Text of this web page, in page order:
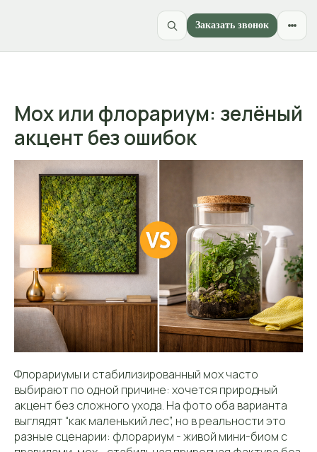
Заказать звонок
Мох или флорариум: зелёный
акцент без ошибок
Флорариумы и стабилизированный мох часто
выбирают по одной причине: хочется природный
акцент без сложного ухода. На фото оба варианта
выглядят “как маленький лес”, но в реальности это
разные сценарии: флорариум - живой мини-биом с